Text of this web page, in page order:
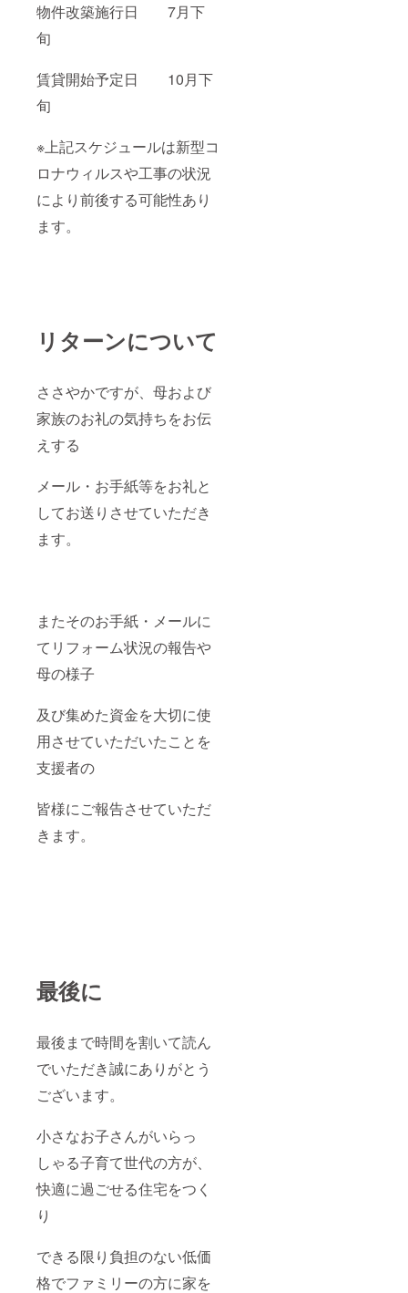
物件改築施行日 7月下
旬
賃貸開始予定日 10月下
旬
※上記スケジュールは新型コ
ロナウィルスや工事の状況
により前後する可能性あり
ます。
リターンについて
ささやかですが、母および
家族のお礼の気持ちをお伝
えする
メール・お手紙等をお礼と
してお送りさせていただき
ます。
またそのお手紙・メールに
てリフォーム状況の報告や
母の様子
及び集めた資金を大切に使
用させていただいたことを
支援者の
皆様にご報告させていただ
きます。
最後に
最後まで時間を割いて読ん
でいただき誠にありがとう
ございます。
小さなお子さんがいらっ
しゃる子育て世代の方が、
快適に過ごせる住宅をつく
り
できる限り負担のない低価
格でファミリーの方に家を